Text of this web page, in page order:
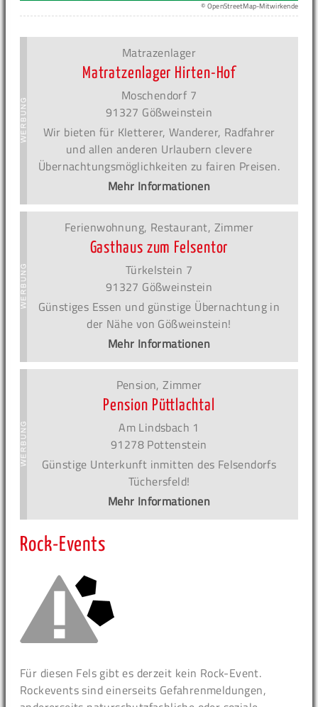
© OpenStreetMap-Mitwirkende
Matrazenlager
Matratzenlager Hirten-Hof
Moschendorf 7
91327 Gößweinstein
Wir bieten für Kletterer, Wanderer, Radfahrer
und allen anderen Urlaubern clevere
Übernachtungsmöglichkeiten zu fairen Preisen.
Mehr Informationen
Ferienwohnung, Restaurant, Zimmer
Gasthaus zum Felsentor
Türkelstein 7
91327 Gößweinstein
Günstiges Essen und günstige Übernachtung in
der Nähe von Gößweinstein!
Mehr Informationen
Pension, Zimmer
Pension Püttlachtal
Am Lindsbach 1
91278 Pottenstein
Günstige Unterkunft inmitten des Felsendorfs
Tüchersfeld!
Mehr Informationen
Rock-Events
Für diesen Fels gibt es derzeit kein Rock-Event.
Rockevents sind einerseits Gefahrenmeldungen,